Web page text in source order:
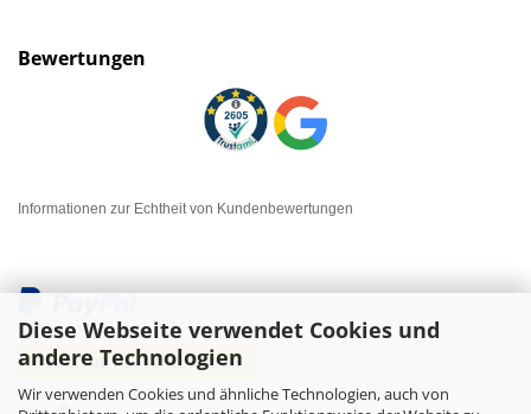
Diese Webseite verwendet Cookies und
andere Technologien
Wir verwenden Cookies und ähnliche Technologien, auch von
Bewertungen
Informationen zur Echtheit von Kundenbewertungen